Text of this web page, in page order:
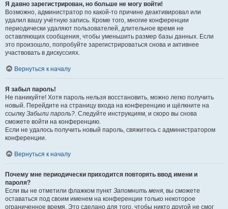
Я давно зарегистрирован, но больше не могу войти!
Возможно, администратор по какой-то причине деактивировал или
удалил вашу учётную запись. Кроме того, многие конференции
периодически удаляют пользователей, длительное время не
оставляющих сообщения, чтобы уменьшить размер базы данных. Если
это произошло, попробуйте зарегистрироваться снова и активнее
участвовать в дискуссиях.
Вернуться к началу
Я забыл пароль!
Не паникуйте! Хотя пароль нельзя восстановить, можно легко получить
новый. Перейдите на страницу входа на конференцию и щёлкните на
ссылку Забыли пароль?. Следуйте инструкциям, и скоро вы снова
сможете войти на конференцию.
Если не удалось получить новый пароль, свяжитесь с администратором
конференции.
Вернуться к началу
Почему мне периодически приходится повторять ввод имени и
пароля?
Если вы не отметили флажком пункт Запомнить меня, вы сможете
оставаться под своим именем на конференции только некоторое
ограниченное время. Это сделано для того, чтобы никто другой не смог